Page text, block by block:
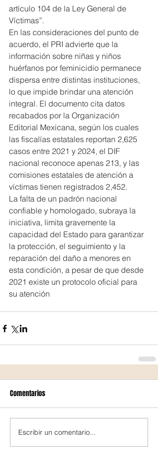
artículo 104 de la Ley General de
Víctimas”.
En las consideraciones del punto de
acuerdo, el PRI advierte que la
información sobre niñas y niños
huérfanos por feminicidio permanece
dispersa entre distintas instituciones,
lo que impide brindar una atención
integral. El documento cita datos
recabados por la Organización
Editorial Mexicana, según los cuales
las fiscalías estatales reportan 2,625
casos entre 2021 y 2024, el DIF
nacional reconoce apenas 213, y las
comisiones estatales de atención a
víctimas tienen registrados 2,452.
La falta de un padrón nacional
confiable y homologado, subraya la
iniciativa, limita gravemente la
capacidad del Estado para garantizar
la protección, el seguimiento y la
reparación del daño a menores en
esta condición, a pesar de que desde
2021 existe un protocolo oficial para
su atención
Comentarios
Escribir un comentario...